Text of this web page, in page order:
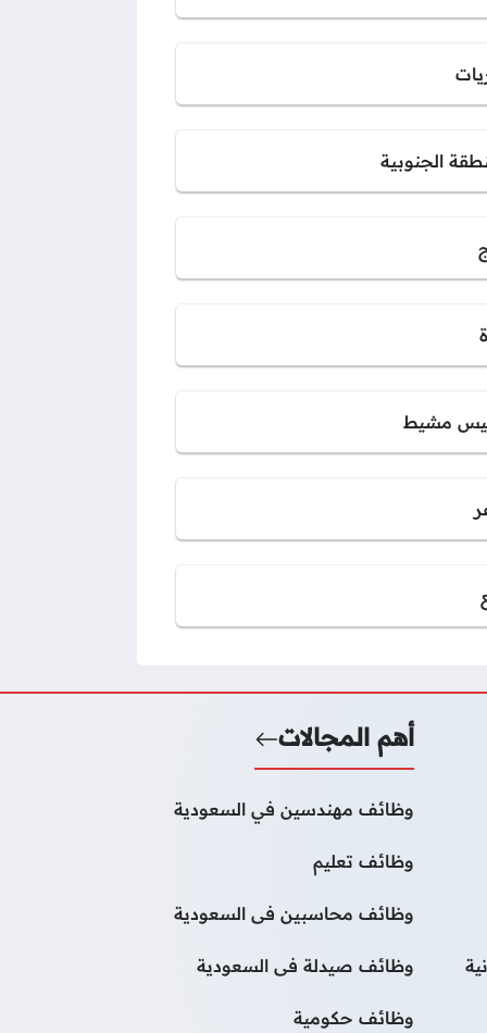
الجنوبية
مشيط
أهم المجالات
وظائف مهندسين في السعودية
وظائف تعليم
وظائف محاسبين فى السعودية
وظائف صيدلة فى السعودية
وظائف حكومية